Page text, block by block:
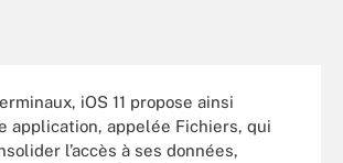
iOS 11 propose ainsi
application, appelée Fichiers, qui
l’accès à ses données,